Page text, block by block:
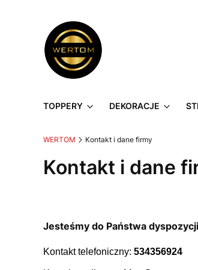
TOPPERY DEKORACJE
WERTOM Kontakt i dane firmy
Kontakt i dane
Jesteśmy do Państwa
Kontakt telefoniczny: 534356924